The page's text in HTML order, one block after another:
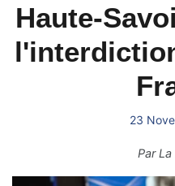
Haute-
23
ParLa